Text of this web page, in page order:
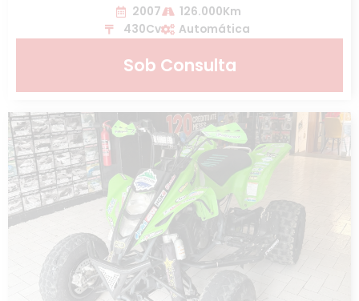
2007
126.000Km
430Cv
Automática
Sob Consulta